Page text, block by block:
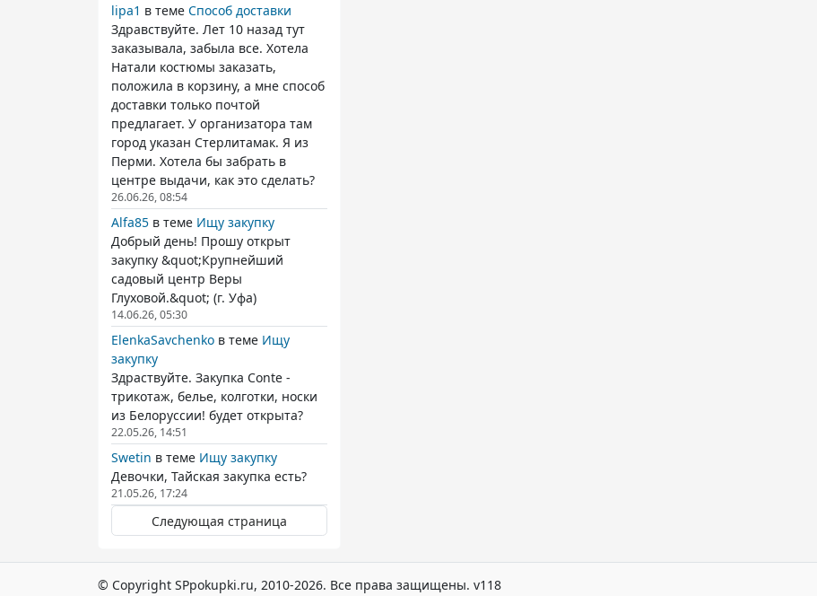
lipa1 в теме Способ доставки
Здравствуйте. Лет 10 назад тут
заказывала, забыла все. Хотела
Натали костюмы заказать,
положила в корзину, а мне способ
доставки только почтой
предлагает. У организатора там
город указан Стерлитамак. Я из
Перми. Хотела бы забрать в
центре выдачи, как это сделать?
26.06.26, 08:54
Alfa85 в теме Ищу закупку
Добрый день! Прошу открыт
закупку &quot;Крупнейший
садовый центр Веры
Глуховой.&quot; (г. Уфа)
14.06.26, 05:30
ElenkaSavchenko в теме Ищу
закупку
Здраствуйте. Закупка Conte -
трикотаж, белье, колготки, носки
из Белоруссии! будет открыта?
22.05.26, 14:51
Swetin в теме Ищу закупку
Девочки, Тайская закупка есть?
21.05.26, 17:24
Следующая страница
© Copyright SPpokupki.ru, 2010-2026. Все права защищены. v118